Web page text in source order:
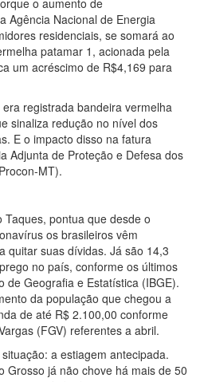
Agência Nacional de Energia
residenciais, se somará ao
patamar 1, acionada pela
um acréscimo de R$4,169 para
registrada bandeira vermelha
sinaliza redução no nível dos
E o impacto disso na fatura
Adjunta de Proteção e Defesa dos
MT).
pontua que desde o
os brasileiros vêm
quitar suas dívidas. Já são 14,3
no país, conforme os últimos
de Geografia e Estatística (IBGE).
da população que chegou a
de até R$ 2.100,00 conforme
(FGV) referentes a abril.
a estiagem antecipada.
Grosso já não chove há mais de 50